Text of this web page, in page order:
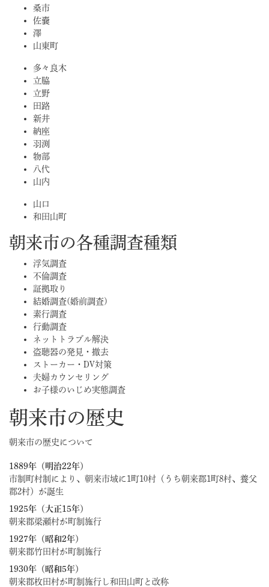
桑市
佐嚢
澤
山東町
多々良木
立脇
立野
田路
新井
納座
羽渕
物部
八代
山内
山口
和田山町
朝来市の各種調査種類
浮気調査
不倫調査
証拠取り
結婚調査(婚前調査)
素行調査
行動調査
ネットトラブル解決
盗聴器の発見・撤去
ストーカー・DV対策
夫婦カウンセリング
お子様のいじめ実態調査
朝来市の歴史
朝来市の歴史について
1889年（明治22年）
市制町村制により、朝来市域に1町10村（うち朝来郡1町8村、養父
郡2村）が誕生
1925年（大正15年）
朝来郡梁瀬村が町制施行
1927年（昭和2年）
朝来郡竹田村が町制施行
1930年（昭和5年）
朝来郡枚田村が町制施行し和田山町と改称